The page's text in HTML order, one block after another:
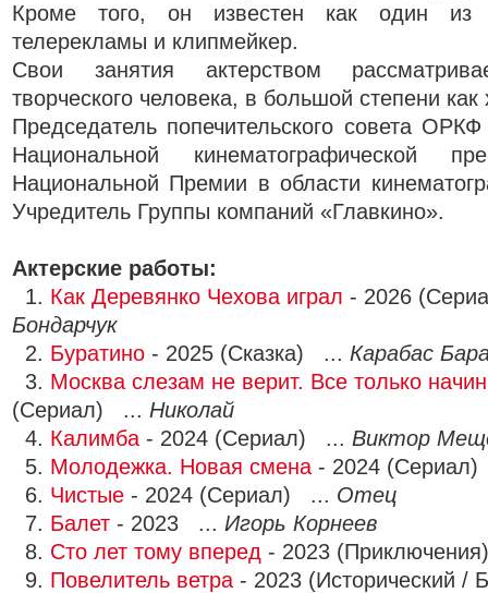
Кроме того, он известен как один из
телерекламы и клипмейкер.
Свои занятия актерством
творческого человека, в большой степени как
Председатель попечительского совета
Национальной кинематографической
Национальной Премии в области
Учредитель Группы компаний «Главкино».
Актерские работы:
1. Как Деревянко Чехова играл - 2026
Бондарчук
2. Буратино - 2025 (Сказка) ... Карабас
3. Москва слезам не верит. Все только
(Сериал) ... Николай
4. Калимба - 2024 (Сериал) ... Виктор
5. Молодежка. Новая смена - 2024 (Сериал)
6. Чистые - 2024 (Сериал) ... Отец
7. Балет - 2023 ... Игорь Корнеев
8. Сто лет тому вперед - 2023
9. Повелитель ветра - 2023 (Исторический /